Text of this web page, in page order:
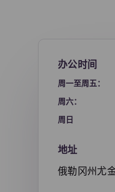
办公时间
周一至周五：
周六：
周日
地址
俄勒冈州尤